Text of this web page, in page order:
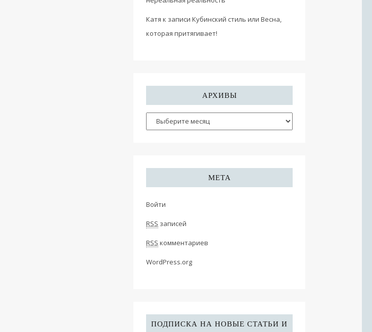
Катя к записи Кубинский стиль или Весна,
которая притягивает!
АРХИВЫ
МЕТА
Войти
RSS записей
RSS комментариев
WordPress.org
ПОДПИСКА НА НОВЫЕ СТАТЬИ И